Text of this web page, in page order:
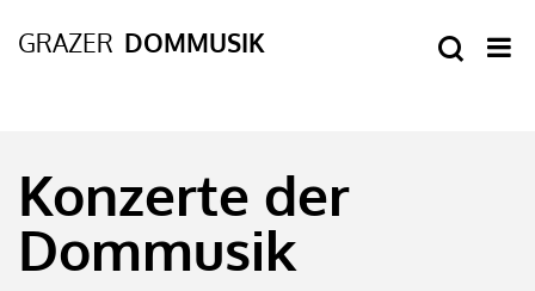
Konzerte der
Dommusik